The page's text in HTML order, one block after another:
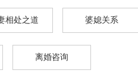
相处之道 婆媳关系
离婚咨询